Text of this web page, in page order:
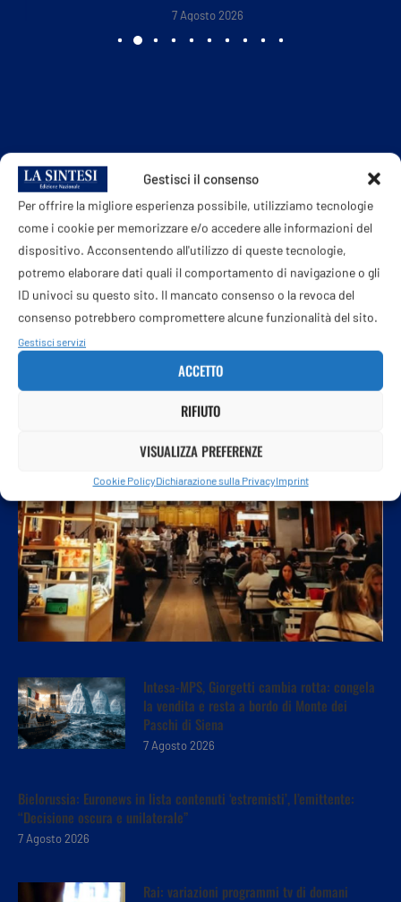
Gestisci il consenso
Per offrire la migliore esperienza possibile, utilizziamo tecnologie
come i cookie per memorizzare e/o accedere alle informazioni del
dispositivo. Acconsentendo all'utilizzo di queste tecnologie,
potremo elaborare dati quali il comportamento di navigazione o gli
ID univoci su questo sito. Il mancato consenso o la revoca del
consenso potrebbero compromettere alcune funzionalità del sito.
Gestisci servizi
ACCETTO
RIFIUTO
VISUALIZZA PREFERENZE
Cookie PolicyDichiarazione sulla PrivacyImprint
7 Agosto 2026
Intesa-MPS, Giorgetti cambia rotta: congela
la vendita e resta a bordo di Monte dei
Paschi di Siena
7 Agosto 2026
Bielorussia: Euronews in lista contenuti ‘estremisti’, l’emittente:
“Decisione oscura e unilaterale”
7 Agosto 2026
Rai: variazioni programmi tv di domani